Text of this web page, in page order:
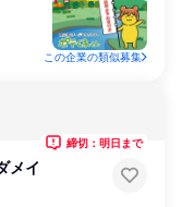
この企業の類似募集
メイ
締切：明日まで